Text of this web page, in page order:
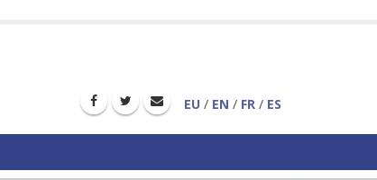
EU / EN / FR / ES